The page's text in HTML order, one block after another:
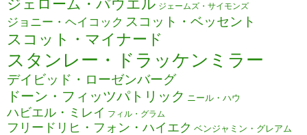
ジェームズ・サイモンズ
ジョニー・ヘイコック スコット・ベッセント
スコット・マイナード
スタンレー・ドラッケンミラー
デイビッド・ローゼンバーグ
ドーン・フィッツパトリック ニール・ハウ
ハビエル・ミレイ フィル・グラム
フリードリヒ・フォン・ハイエク ベンジャミン・グレアム